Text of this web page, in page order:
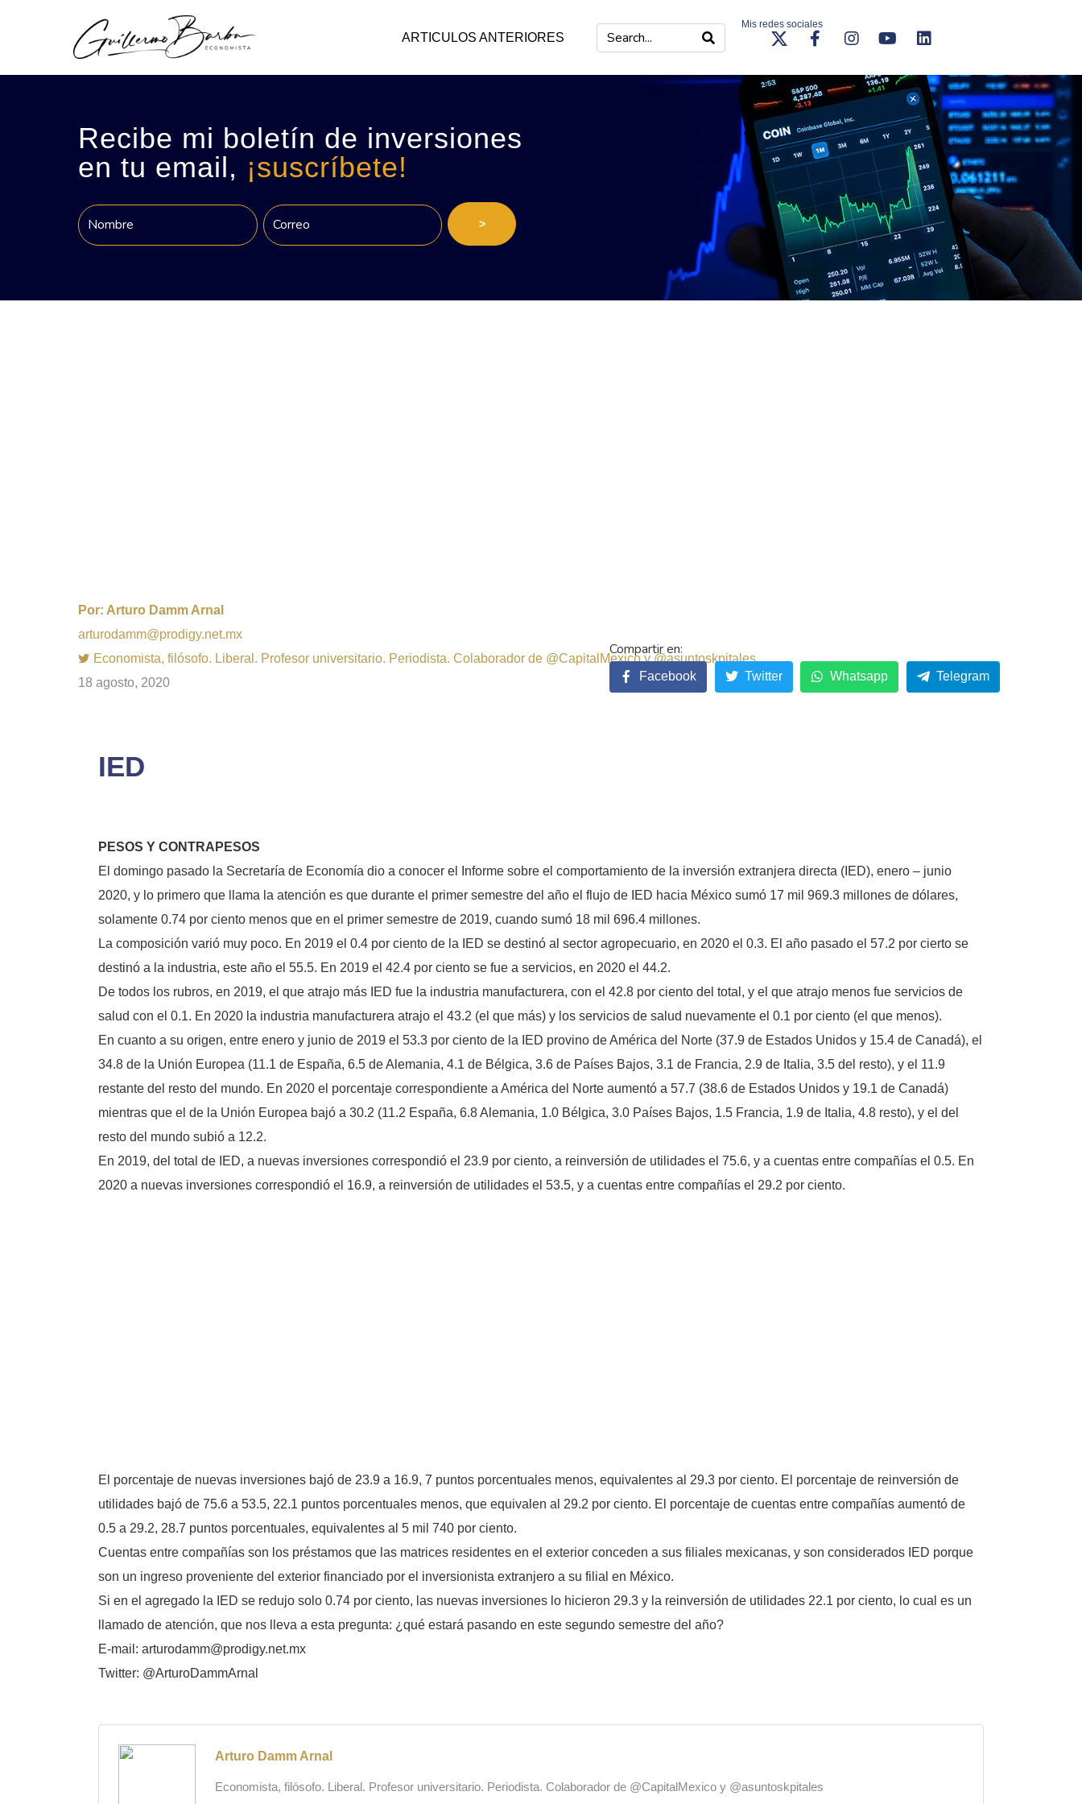
ARTICULOS ANTERIORES
Mis redes sociales
Recibe mi boletín de inversiones
en tu email, ¡suscríbete!
>
Por: Arturo Damm Arnal
arturodamm@prodigy.net.mx
Economista, filósofo. Liberal. Profesor universitario. Periodista. Colaborador de @CapitalMexico y @asuntoskpitales
18 agosto, 2020
IED
PESOS Y CONTRAPESOS
El domingo pasado la Secretaría de Economía dio a conocer el Informe sobre el comportamiento de la inversión extranjera directa (IED), enero – junio
2020, y lo primero que llama la atención es que durante el primer semestre del año el flujo de IED hacia México sumó 17 mil 969.3 millones de dólares,
solamente 0.74 por ciento menos que en el primer semestre de 2019, cuando sumó 18 mil 696.4 millones.
La composición varió muy poco. En 2019 el 0.4 por ciento de la IED se destinó al sector agropecuario, en 2020 el 0.3. El año pasado el 57.2 por cierto se
destinó a la industria, este año el 55.5. En 2019 el 42.4 por ciento se fue a servicios, en 2020 el 44.2.
De todos los rubros, en 2019, el que atrajo más IED fue la industria manufacturera, con el 42.8 por ciento del total, y el que atrajo menos fue servicios de
salud con el 0.1. En 2020 la industria manufacturera atrajo el 43.2 (el que más) y los servicios de salud nuevamente el 0.1 por ciento (el que menos).
En cuanto a su origen, entre enero y junio de 2019 el 53.3 por ciento de la IED provino de América del Norte (37.9 de Estados Unidos y 15.4 de Canadá), el
34.8 de la Unión Europea (11.1 de España, 6.5 de Alemania, 4.1 de Bélgica, 3.6 de Países Bajos, 3.1 de Francia, 2.9 de Italia, 3.5 del resto), y el 11.9
restante del resto del mundo. En 2020 el porcentaje correspondiente a América del Norte aumentó a 57.7 (38.6 de Estados Unidos y 19.1 de Canadá)
mientras que el de la Unión Europea bajó a 30.2 (11.2 España, 6.8 Alemania, 1.0 Bélgica, 3.0 Países Bajos, 1.5 Francia, 1.9 de Italia, 4.8 resto), y el del
resto del mundo subió a 12.2.
En 2019, del total de IED, a nuevas inversiones correspondió el 23.9 por ciento, a reinversión de utilidades el 75.6, y a cuentas entre compañías el 0.5. En
2020 a nuevas inversiones correspondió el 16.9, a reinversión de utilidades el 53.5, y a cuentas entre compañías el 29.2 por ciento.
El porcentaje de nuevas inversiones bajó de 23.9 a 16.9, 7 puntos porcentuales menos, equivalentes al 29.3 por ciento. El porcentaje de reinversión de
utilidades bajó de 75.6 a 53.5, 22.1 puntos porcentuales menos, que equivalen al 29.2 por ciento. El porcentaje de cuentas entre compañías aumentó de
0.5 a 29.2, 28.7 puntos porcentuales, equivalentes al 5 mil 740 por ciento.
Cuentas entre compañías son los préstamos que las matrices residentes en el exterior conceden a sus filiales mexicanas, y son considerados IED porque
son un ingreso proveniente del exterior financiado por el inversionista extranjero a su filial en México.
Si en el agregado la IED se redujo solo 0.74 por ciento, las nuevas inversiones lo hicieron 29.3 y la reinversión de utilidades 22.1 por ciento, lo cual es un
llamado de atención, que nos lleva a esta pregunta: ¿qué estará pasando en este segundo semestre del año?
E-mail: arturodamm@prodigy.net.mx
Twitter: @ArturoDammArnal
Facebook Twitter Whatsapp Telegram
Arturo Damm Arnal
Economista, filósofo. Liberal. Profesor universitario. Periodista. Colaborador de @CapitalMexico y @asuntoskpitales